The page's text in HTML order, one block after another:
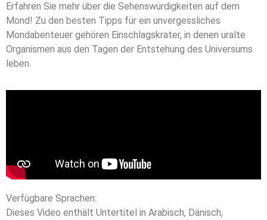
Erfahren Sie mehr über die Sehenswürdigkeiten auf dem
Mond! Zu den besten Tipps für ein unvergessliches
Mondabenteuer gehören Einschlagskrater, in denen uralte
Organismen aus den Tagen der Entstehung des Universums
leben.
Verfügbare Sprachen:
Dieses Video enthält Untertitel in Arabisch, Dänisch,